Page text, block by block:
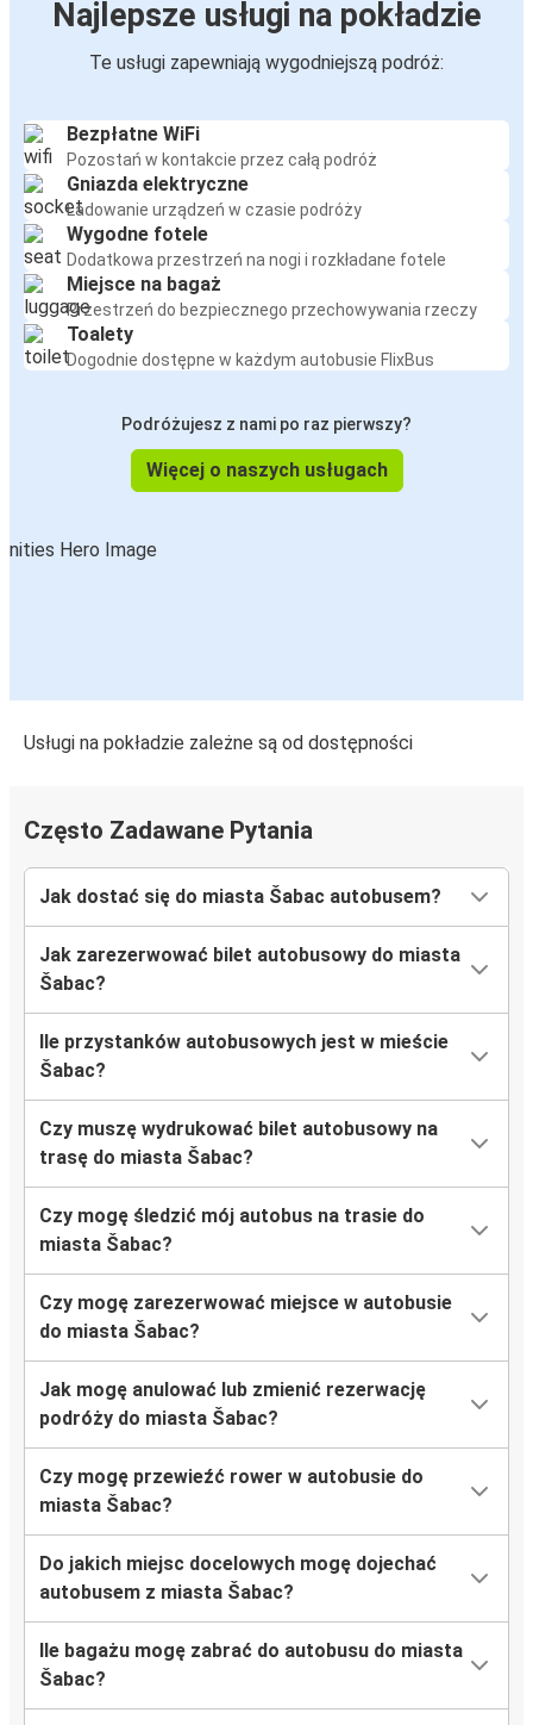
Najlepsze usługi na pokładzie
Te usługi zapewniają wygodniejszą podróż:
Bezpłatne WiFi
Pozostań w kontakcie przez całą podróż
Gniazda elektryczne
Ładowanie urządzeń w czasie podróży
Wygodne fotele
Dodatkowa przestrzeń na nogi i rozkładane fotele
Miejsce na bagaż
Przestrzeń do bezpiecznego przechowywania rzeczy
Toalety
Dogodnie dostępne w każdym autobusie FlixBus
Podróżujesz z nami po raz pierwszy?
Więcej o naszych usługach
Usługi na pokładzie zależne są od dostępności
Często Zadawane Pytania
Jak dostać się do miasta Šabac autobusem?
Jak zarezerwować bilet autobusowy do miasta
Šabac?
Ile przystanków autobusowych jest w mieście
Šabac?
Czy muszę wydrukować bilet autobusowy na
trasę do miasta Šabac?
Czy mogę śledzić mój autobus na trasie do
miasta Šabac?
Czy mogę zarezerwować miejsce w autobusie
do miasta Šabac?
Jak mogę anulować lub zmienić rezerwację
podróży do miasta Šabac?
Czy mogę przewieźć rower w autobusie do
miasta Šabac?
Do jakich miejsc docelowych mogę dojechać
autobusem z miasta Šabac?
Ile bagażu mogę zabrać do autobusu do miasta
Šabac?